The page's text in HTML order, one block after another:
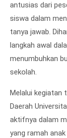
antusias dari
siswa dalam
tanya jawab.
langkah awal
menumbuhkan
sekolah.
Melalui kegiatan
Daerah
aktifnya dalam
yang ramah